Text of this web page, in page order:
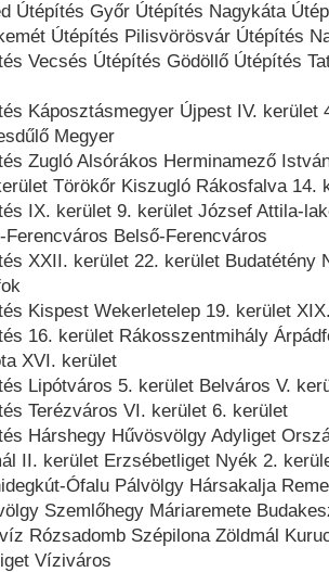
Útépítés Győr Útépítés Nagykáta
Útépítés Pilisvörösvár Útépítés
Vecsés Útépítés Gödöllő Útépítés
Káposztásmegyer Újpest IV.
Megyer
Zugló Alsórákos Herminamező
Törökőr Kiszugló Rákosfalva 14.
IX. kerület 9. kerület József Attila-
Ferencváros Belső-Ferencváros
XXII. kerület 22. kerület Budatétény
Kispest Wekerletelep 19. kerület
16. kerület Rákosszentmihály
XVI. kerület
Lipótváros 5. kerület Belváros V.
Terézváros VI. kerület 6. kerület
Hárshegy Hűvösvölgy Adyliget
II. kerület Erzsébetliget Nyék 2.
Ófalu Pálvölgy Hársakalja
Szemlőhegy Máriaremete
Rózsadomb Szépilona Zöldmál
Víziváros